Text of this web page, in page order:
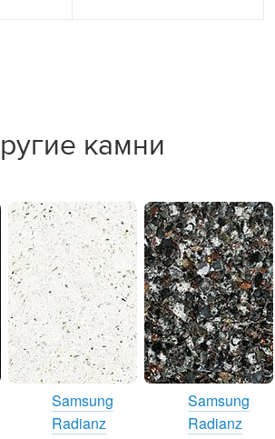
камни
Samsung
Radianz
Samsung
Radianz